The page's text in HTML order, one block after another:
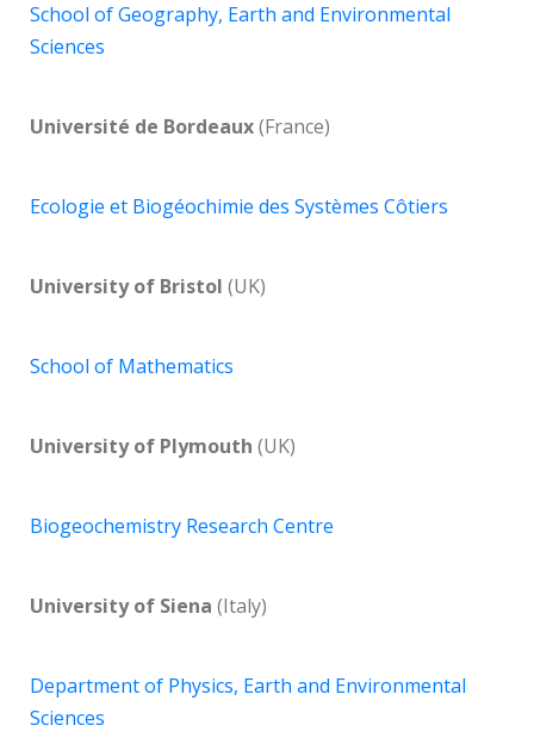
School of Geography, Earth and Environmental
Sciences
Université de Bordeaux(France)
Ecologie et Biogéochimie des Systèmes Côtiers
University of Bristol (UK)
School of Mathematics
University of Plymouth (UK)
Biogeochemistry Research Centre
University of Siena (Italy)
Department of Physics, Earth and Environmental
Sciences